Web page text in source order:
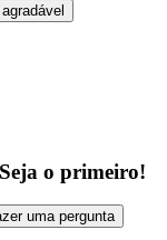
o primeiro!
uma pergunta